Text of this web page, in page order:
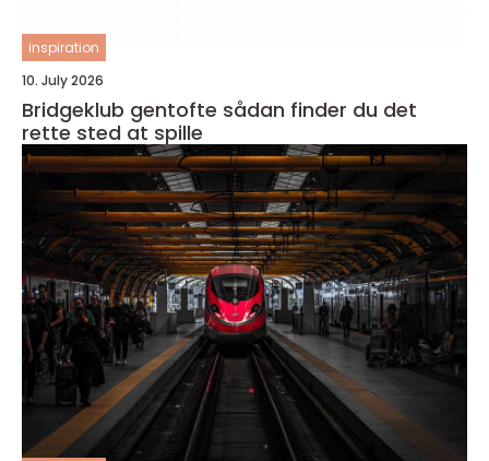
inspiration
10. July 2026
Bridgeklub gentofte sådan finder du det
rette sted at spille